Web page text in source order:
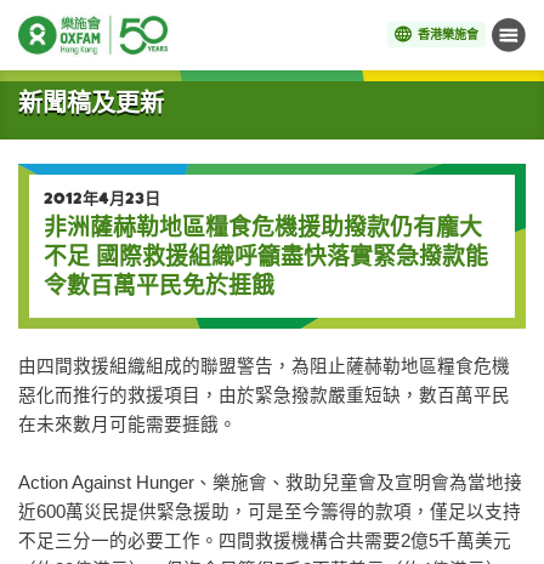
香港樂施會 目錄
開始主要內容
新聞稿及更新
2012年4月23日
非洲薩赫勒地區糧食危機援助撥款仍有龐大
不足 國際救援組織呼籲盡快落實緊急撥款能
令數百萬平民免於捱餓
由四間救援組織組成的聯盟警告，為阻止薩赫勒地區糧食危機
惡化而推行的救援項目，由於緊急撥款嚴重短缺，數百萬平民
在未來數月可能需要捱餓。
Action Against Hunger、樂施會、救助兒童會及宣明會為當地接
近600萬災民提供緊急援助，可是至今籌得的款項，僅足以支持
不足三分一的必要工作。四間救援機構合共需要2億5千萬美元